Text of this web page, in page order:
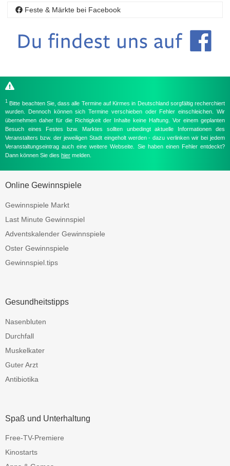
Feste & Märkte bei Facebook
1 Bitte beachten Sie, dass alle Termine auf Kirmes in Deutschland sorgfältig recherchiert
wurden. Dennoch können sich Termine verschieben oder Fehler einschleichen. Wir
übernehmen daher für die Richtigkeit der Inhalte keine Haftung. Vor einem geplanten
Besuch eines Festes bzw. Marktes sollten unbedingt aktuelle Informationen des
Veranstalters bzw. der jeweiligen Stadt eingeholt werden - dazu verlinken wir bei jedem
Veranstaltungseintrag auch eine weitere Webseite. Sie haben einen Fehler entdeckt?
Dann können Sie dies hier melden.
Online Gewinnspiele
Gewinnspiele Markt
Last Minute Gewinnspiel
Adventskalender Gewinnspiele
Oster Gewinnspiele
Gewinnspiel.tips
Gesundheitstipps
Nasenbluten
Durchfall
Muskelkater
Guter Arzt
Antibiotika
Spaß und Unterhaltung
Free-TV-Premiere
Kinostarts